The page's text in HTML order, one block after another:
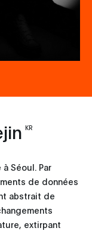
KR
Séoul. Par
de données
abstrait de
extirpant